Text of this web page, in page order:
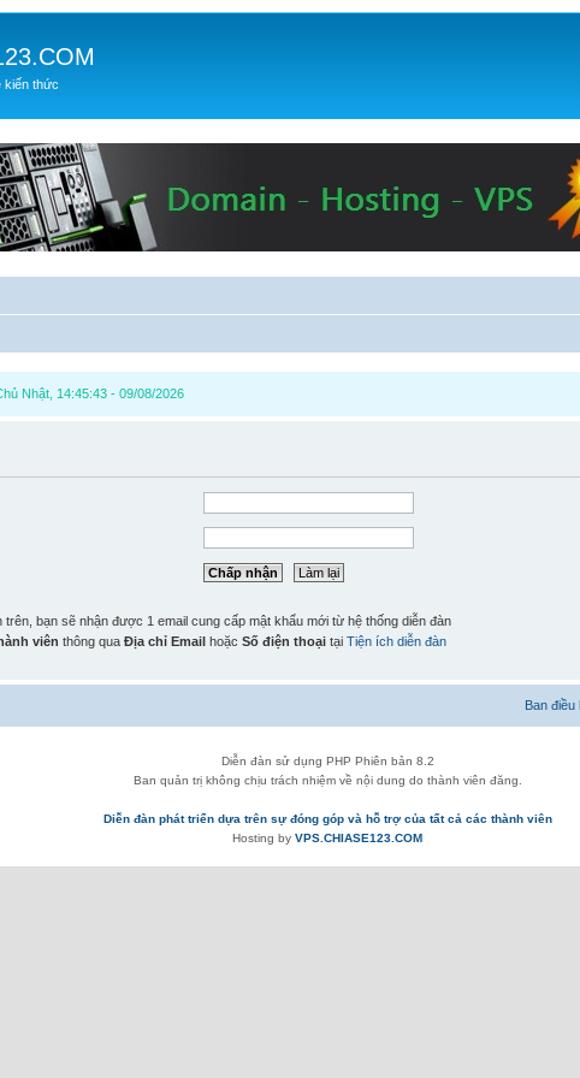
kiến thức
Nhật, 14:45:43 - 09/08/2026
trên, bạn sẽ nhận được 1 email cung cấp mật khẩu mới từ hệ thống diễn đàn
viên thông qua Địa chỉ Email hoặc Số điện thoại tại Tiện ích diễn đàn
Ban điều
Diễn đàn sử dụng PHP Phiên bản 8.2
Ban quản trị không chịu trách nhiệm về nội dung do thành viên đăng.
Diễn đàn phát triển dựa trên sự đóng góp và hỗ trợ của tất cả các thành viên
Hosting by VPS.CHIASE123.COM